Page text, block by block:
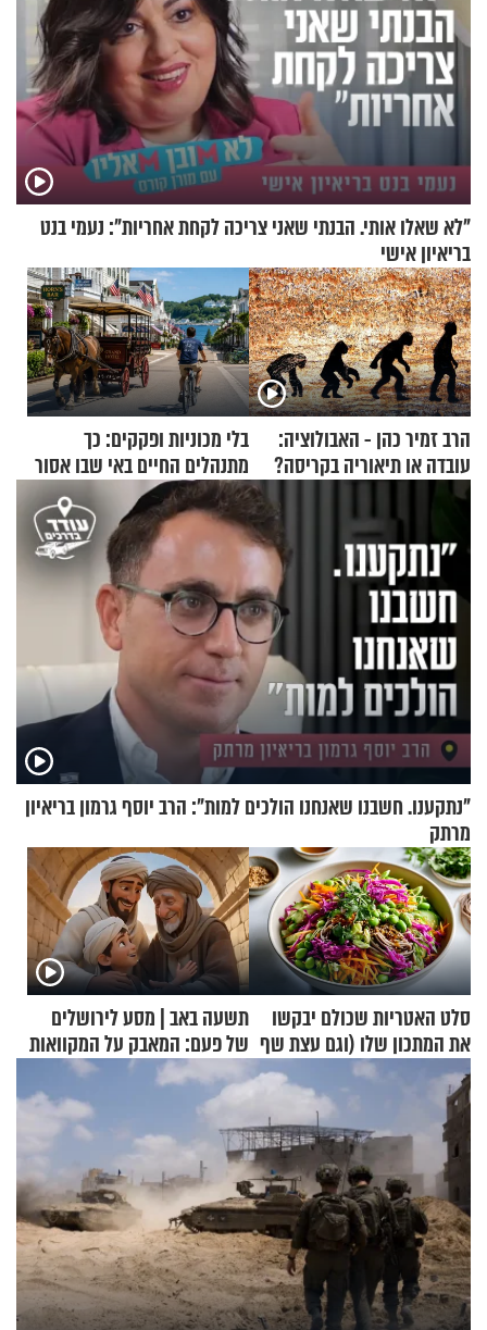
"לא שאלו אותי. הבנתי שאני צריכה לקחת אחריות": נעמי בנט
בריאיון אישי
הרב זמיר כהן - האבולוציה:
עובדה או תיאוריה בקריסה?
בלי מכוניות ופקקים: כך
מתנהלים החיים באי שבו אסור
לנהוג כבר יותר מ-120 שנה
"נתקענו. חשבנו שאנחנו הולכים למות": הרב יוסף גרמון בריאיון
מרתק
סלט האטריות שכולם יבקשו
את המתכון שלו (וגם עצת שף
להגשת הרוטב)
תשעה באב | מסע לירושלים
של פעם: המאבק על המקוואות